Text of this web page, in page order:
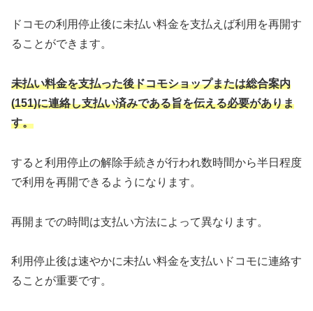
ドコモの利用停止後に未払い料金を支払えば利用を再開す
ることができます。
未払い料金を支払った後ドコモショップまたは総合案内
(151)に連絡し支払い済みである旨を伝える必要がありま
す。
すると利用停止の解除手続きが行われ数時間から半日程度
で利用を再開できるようになります。
再開までの時間は支払い方法によって異なります。
利用停止後は速やかに未払い料金を支払いドコモに連絡す
ることが重要です。